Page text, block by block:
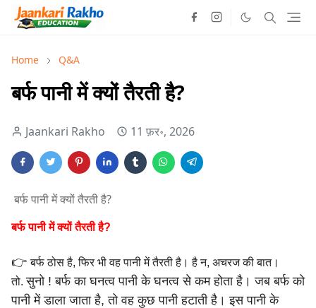
Home Q&A
बर्फ पानी में क्यों तैरती है?
Jaankari Rakho 11 फ़र॰, 2026
बर्फ पानी में क्यों तैरती है?
बर्फ पानी में क्यों तैरती है?
👉बर्फ ठोस है, फिर भी वह पानी में तैरती है। है न, अचरज की बात।
तो.सुनो ! बर्फ का घनत्व पानी के घनत्व से कम होता है। जब बर्फ को
पानी मेंडाला जाता है, तो वह कुछ पानी हटाती है। इस पानी के